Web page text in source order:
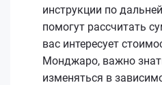
инструкции по
помогут рассчитать
вас интересует
Монджаро, важно
изменяться в